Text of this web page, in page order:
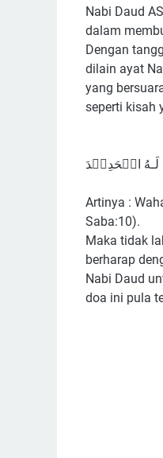
Nabi Daud
dalam
Dengan
dilain ayat
yang
seperti kisah
لَـهُ الۡحَدِيۡدَ
Artinya :
Saba:10).
Maka tidak
berharap
Nabi Daud
doa ini pula